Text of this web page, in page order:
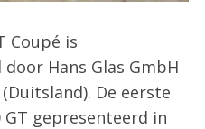
Coupé is
Hans Glas GmbH
De eerste
GT gepresenteerd in